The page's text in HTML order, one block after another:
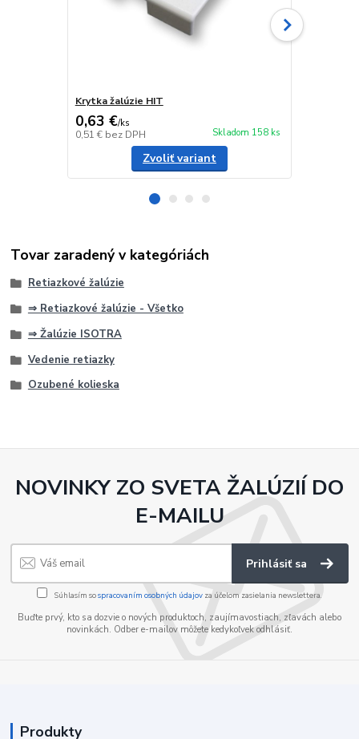
Krytka žalúzie HIT
0,63 €/ks
0,51 € bez DPH Skladom 158 ks
Zvoliť variant
Tovar zaradený v kategóriách
Retiazkové žalúzie
⇒ Retiazkové žalúzie - Všetko
⇒ Žalúzie ISOTRA
Vedenie retiazky
Ozubené kolieska
NOVINKY ZO SVETA ŽALÚZIÍ DO
E-MAILU
Prihlásiť sa
Súhlasím sospracovaním osobných údajov za účelom zasielania newslettera.
Buďte prvý, kto sa dozvie o nových produktoch, zaujímavostiach, zľavách alebo
novinkách. Odber e-mailov môžete kedykoľvek odhlásiť.
Produkty